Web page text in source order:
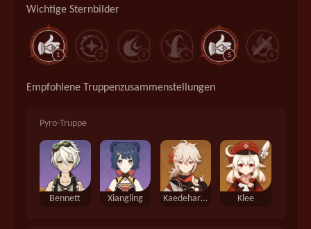
Wichtige Sternbilder
1 2 3 4 5 6
Empfohlene Truppenzusammenstellungen
Pyro-Truppe
Bennett Xiangling Kaedehara Kazuha Klee